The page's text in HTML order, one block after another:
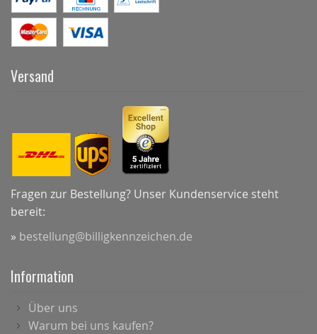
Versand
Fragen zur Bestellung? Unser Kundenservice steht
bereit:
» bestellung@billigkennzeichen.de
Information
Über uns
Warum bei uns kaufen?